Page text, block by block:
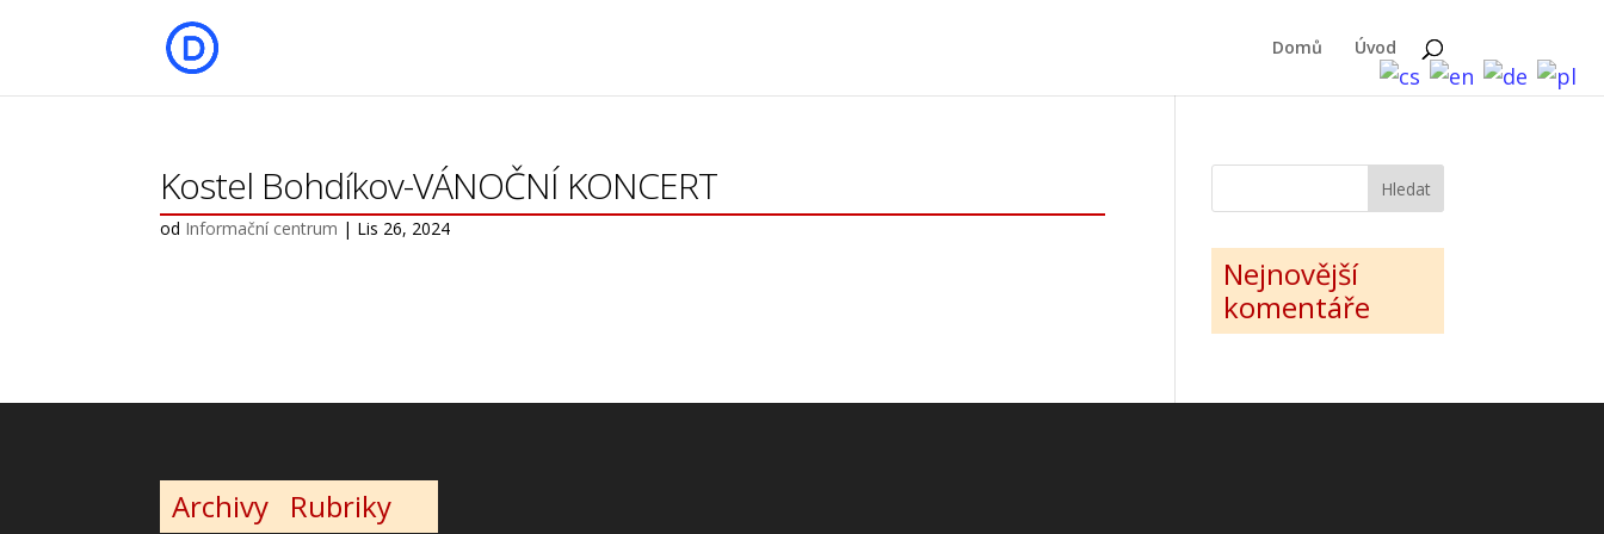
Domů Úvod
Kostel Bohdíkov-VÁNOČNÍ KONCERT
od Informační centrum | Lis 26, 2024
Nejnovější
komentáře
Archivy Rubriky